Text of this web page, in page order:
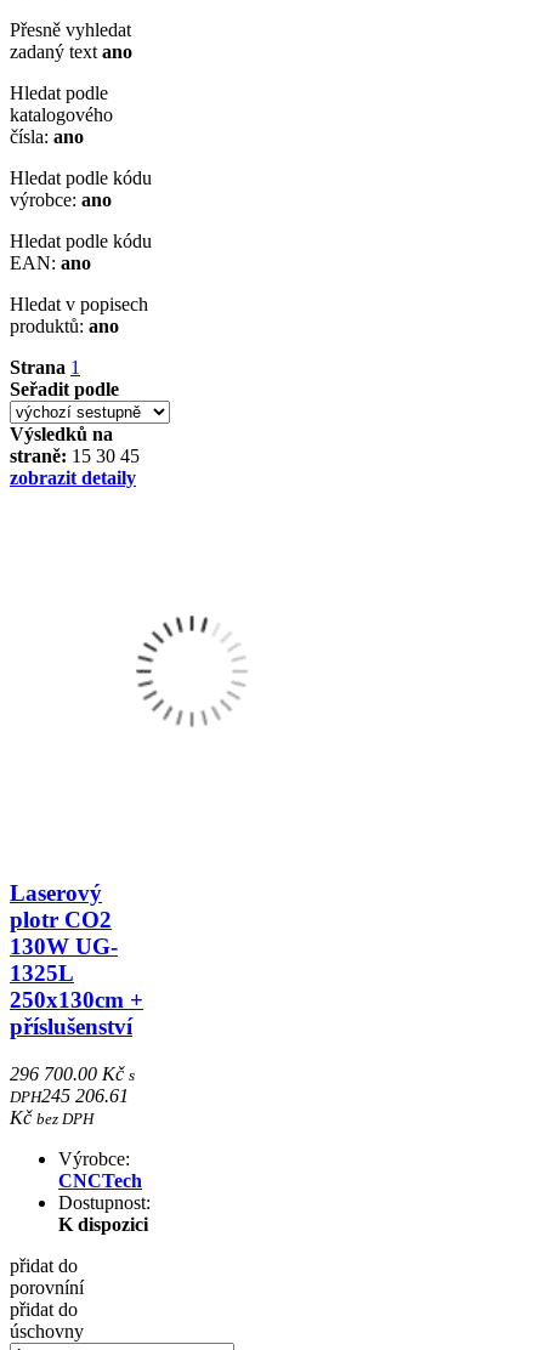
Přesně vyhledat
zadaný text ano
Hledat podle
katalogového
čísla: ano
Hledat podle kódu
výrobce: ano
Hledat podle kódu
EAN: ano
Hledat v popisech
produktů: ano
Strana 1
Seřadit podle
Výsledků na
straně: 15 30 45
zobrazit detaily
Laserový
plotr CO2
130W UG-
1325L
250x130cm +
příslušenství
296 700.00 Kč s
DPH245 206.61
Kč bez DPH
Výrobce:
CNCTech
Dostupnost:
K dispozici
přidat do
porovníní
přidat do
úschovny